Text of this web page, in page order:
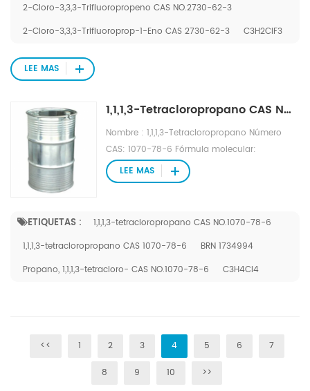
2-Cloro-3,3,3-Trifluoropropeno CAS NO.2730-62-3
2-Cloro-3,3,3-Trifluoroprop-1-Eno CAS 2730-62-3
C3H2ClF3
LEE MAS
1,1,1,3-Tetracloropropano CAS NO.1070-78-6 como origen de silicona de China.
Nombre : 1,1,1,3-Tetracloropropano Número
CAS: 1070-78-6 Fórmula molecular:
CCl3CH2CH2Cl Peso molecular: 182 Constante
de propiedad física: pb159 ℃ Aspecto: Líquido
ETIQUETAS :
1,1,1,3-tetracloropropano CAS NO.1070-78-6
1,1,1,3-tetracloropropano CAS 1070-78-6
BRN 1734994
Propano, 1,1,1,3-tetracloro- CAS NO.1070-78-6
C3H4Cl4
LEE MAS
<< 1 2 3 4 5 6 7
8 9 10 >>